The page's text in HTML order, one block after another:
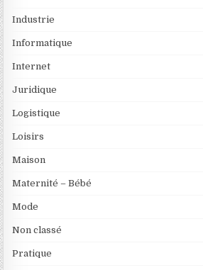
Industrie
Informatique
Internet
Juridique
Logistique
Loisirs
Maison
Maternité – Bébé
Mode
Non classé
Pratique